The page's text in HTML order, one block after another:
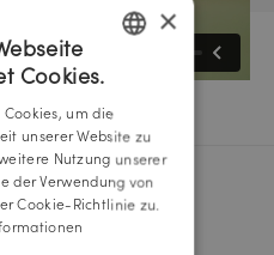
Linz
Linz
GERMAN
×
Cookies.
um die
unserer Website zu
Nutzung unserer
der Verwendung von
Cookie-Richtlinie zu.